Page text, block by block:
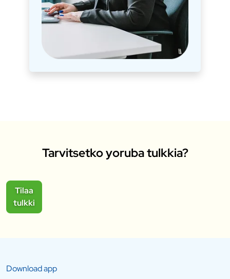
Tarvitsetko yoruba tulkkia?
Tilaa
tulkki
Download app